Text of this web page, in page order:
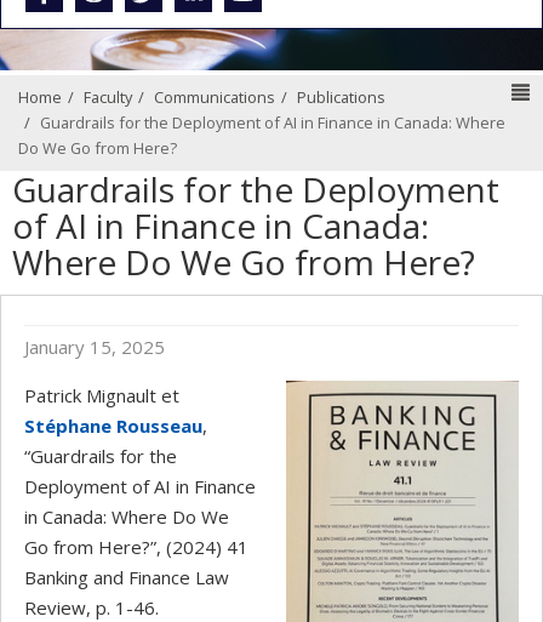
Home Faculty Communications
Publications
Guardrails for the Deployment of AI in Finance in Canada: Where
Do We Go from Here?
Guardrails for the Deployment
of AI in Finance in Canada:
Where Do We Go from Here?
January 15, 2025
Patrick Mignault et
Stéphane Rousseau,
“Guardrails for the
Deployment of AI in Finance
in Canada: Where Do We
Go from Here?”, (2024) 41
Banking and Finance Law
Review, p. 1-46.